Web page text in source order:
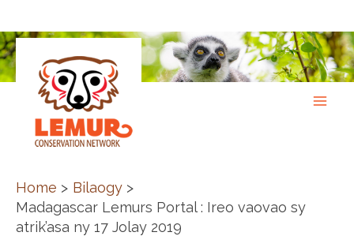
to
content
Home
Bilaogy
Madagascar Lemurs Portal : Ireo vaovao sy
atrik’asa ny 17 Jolay 2019